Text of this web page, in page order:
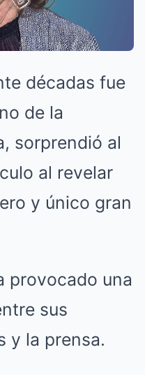
décadas fue
de la
sorprendió al
al revelar
y único gran
provocado una
sus
y la prensa.